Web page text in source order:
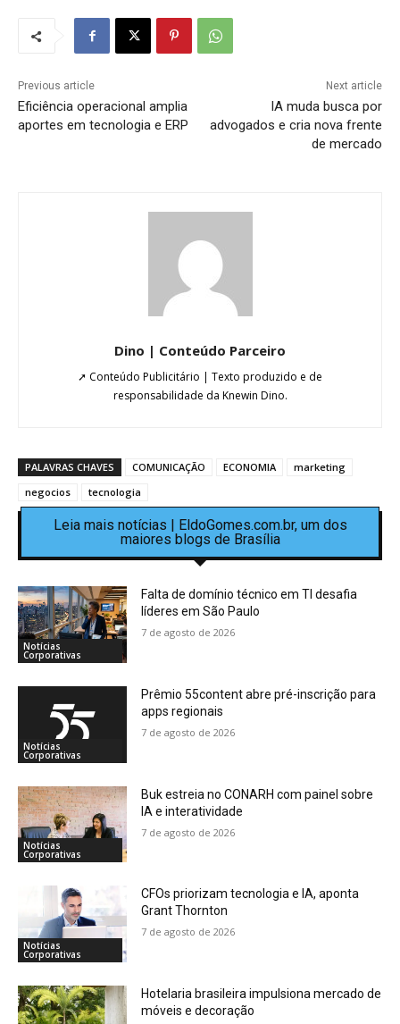
Previous article
Eficiência operacional amplia
aportes em tecnologia e ERP
Next article
IA muda busca por
advogados e cria nova frente
de mercado
Dino | Conteúdo Parceiro
➚ Conteúdo Publicitário | Texto produzido e de
responsabilidade da Knewin Dino.
PALAVRAS CHAVES COMUNICAÇÃO ECONOMIA
marketing
negocios
tecnologia
Leia mais notícias | EldoGomes.com.br, um dos
maiores blogs de Brasília
Notícias
Corporativas
Falta de domínio técnico em TI desafia
líderes em São Paulo
7 de agosto de 2026
Notícias
Corporativas
Prêmio 55content abre pré-inscrição para
apps regionais
7 de agosto de 2026
Notícias
Corporativas
Buk estreia no CONARH com painel sobre
IA e interatividade
7 de agosto de 2026
Notícias
Corporativas
CFOs priorizam tecnologia e IA, aponta
Grant Thornton
7 de agosto de 2026
Hotelaria brasileira impulsiona mercado de
móveis e decoração